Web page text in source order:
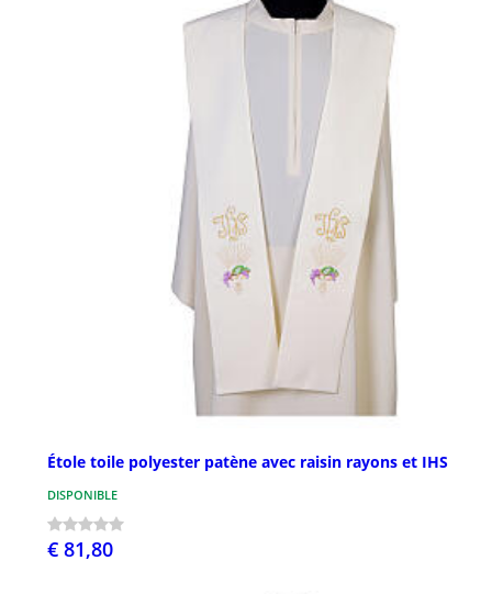
Étole toile polyester patène avec raisin rayons et IHS
DISPONIBLE
€ 81,80